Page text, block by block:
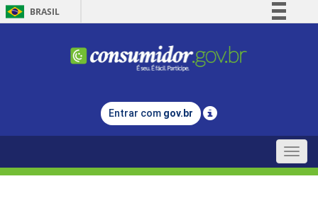
BRASIL
Comunica BR
Legislação
Entrar com gov.br
Toggle